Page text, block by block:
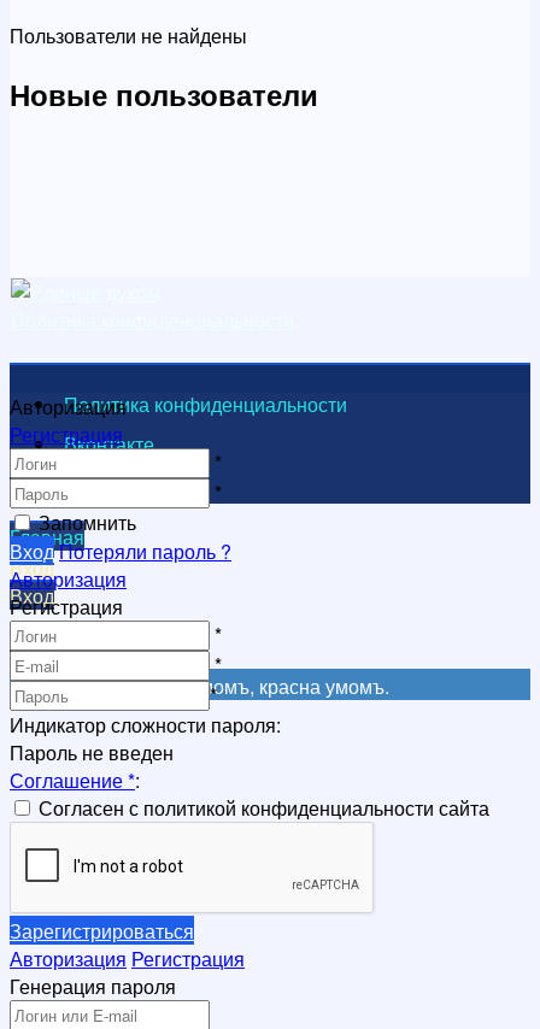
Пользователи не найдены
Новые пользователи
Политика конфиденциальности
Вконтакте
Видеоканал
Главная
Вход
Вход
Регистрация
Регистрация
Не красна книга письмомъ, красна умомъ.
Авторизация
Регистрация
*
*
Запомнить
ВходПотеряли пароль ?
Авторизация
Регистрация
*
*
*
Индикатор сложности пароля:
Пароль не введен
Соглашение*:
Согласен с политикой конфиденциальности сайта
Зарегистрироваться
Авторизация Регистрация
Генерация пароля